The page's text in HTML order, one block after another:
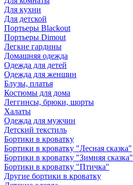
Для кухни
Для детской
Портьеры Blackout
Портьеры Dimout
Легкие гардины
Домашняя одежда
Одежда для детей
Одежда для женщин
Блузы, платья
Костюмы для дома
Леггинсы, брюки, шорты
Халаты
Одежда для мужчин
Детский текстиль
Бортики в кроватку
Бортики в кроватку "Лесная сказка"
Бортики в кроватку "Зимняя сказка"
Бортики в кроватку "Птичка"
Другие бортики в кроватку